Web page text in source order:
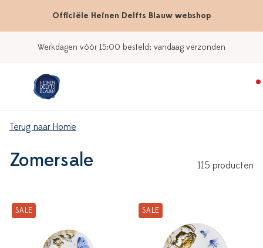
Officiële Heinen Delfts Blauw webshop
Onze winkels
Terug naar Home
Zomersale 115 producten
SALE SALE